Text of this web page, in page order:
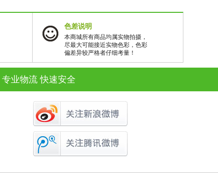
色差说明
本商城所有商品均属实物拍摄，
尽最大可能接近实物色彩，色彩
偏差异较严格者仔细考量！
专业物流 快速安全